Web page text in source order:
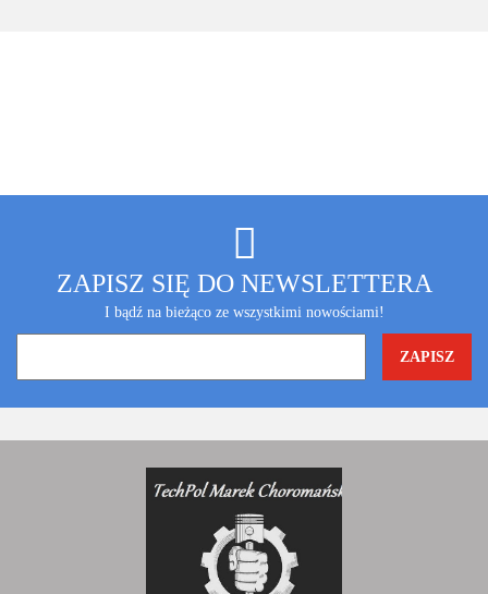
ZAPISZ SIĘ DO NEWSLETTERA
I bądź na bieżąco ze wszystkimi nowościami!